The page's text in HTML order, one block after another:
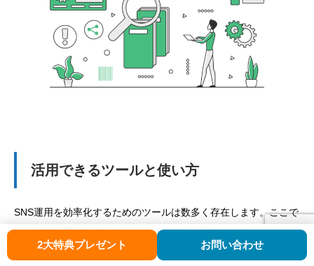
活用できるツールと使い方
SNS運用を効率化するためのツールは数多く存在します。ここで
は、特に効果的なツールとその具体的な活用方法をご紹介しま
マイストーリー体験セッションのお申込はこちら
2大特典プレゼント お問い合わせ